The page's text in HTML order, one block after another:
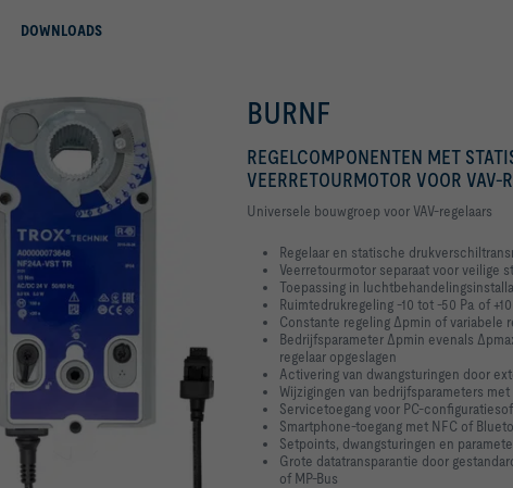
DOWNLOADS
BURNF
REGELCOMPONENTEN MET
VEERRETOURMOTOR VOOR VAV-
Universele bouwgroep voor VAV-regelaars
Regelaar en statische
Veerretourmotor separaat voor veilige
Toepassing in
Ruimtedrukregeling -10 tot -50 Pa of
Constante regeling Δpmin of variabele
Bedrijfsparameter Δpmin evenals
regelaar opgeslagen
Activering van dwangsturingen door
Wijzigingen van bedrijfsparameters
Servicetoegang voor PC-
Smartphone-toegang met NFC of
Setpoints, dwangsturingen en
Grote datatransparantie door
of MP-Bus